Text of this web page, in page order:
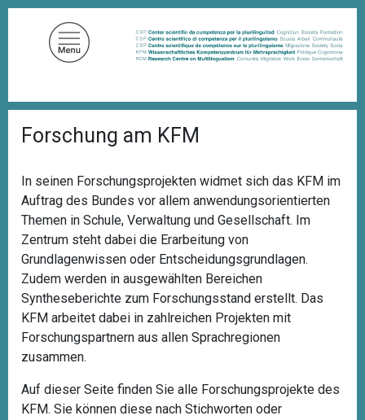
D
f
a
n
a
v
i
g
a
t
i
o
n
Forschung am KFM
In seinen Forschungsprojekten widmet sich das KFM im
Auftrag des Bundes vor allem anwendungsorientierten
Themen in Schule, Verwaltung und Gesellschaft. Im
Zentrum steht dabei die Erarbeitung von
Grundlagenwissen oder Entscheidungsgrundlagen.
Zudem werden in ausgewählten Bereichen
Syntheseberichte zum Forschungsstand erstellt. Das
KFM arbeitet dabei in zahlreichen Projekten mit
Forschungspartnern aus allen Sprachregionen
zusammen.
Auf dieser Seite finden Sie alle Forschungsprojekte des
KFM. Sie können diese nach Stichworten oder